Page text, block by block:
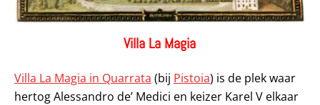
Villa La Magia
Villa La Magia in Quarrata (bij Pistoia) is de plek waar
hertog Alessandro de’ Medici en keizer Karel V elkaar